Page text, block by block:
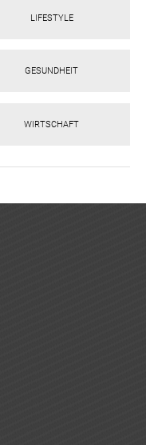
LIFESTYLE
GESUNDHEIT
WIRTSCHAFT